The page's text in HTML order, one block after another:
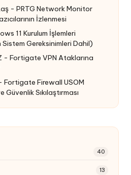
-PRTG Network Monitor
İzlenmesi
11 Kurulum İşlemleri
Gereksinimleri Dahil)
-Fortigate VPN Ataklarına
Fortigate Firewall USOM
Sıkılaştırması
40
13